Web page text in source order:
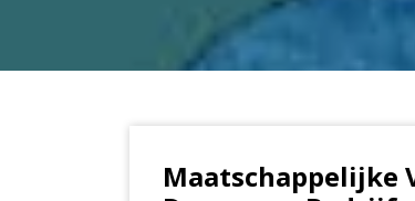
Maatschappelijke